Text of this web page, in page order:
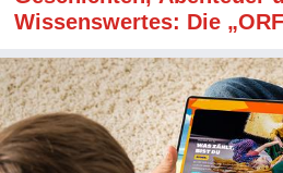
Wissenswertes: Die